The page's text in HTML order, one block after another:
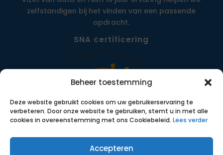
Beheer toestemming
Deze website gebruikt cookies om uw gebruikerservaring te
verbeteren. Door onze website te gebruiken, stemt u in met alle
cookies in overeenstemming met ons Cookiebeleid. Lees verder
Accepteren
zelfstandigen bij het vinden van een passende
opdracht.
SNA certificering
Menu